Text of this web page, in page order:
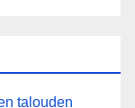
talouden